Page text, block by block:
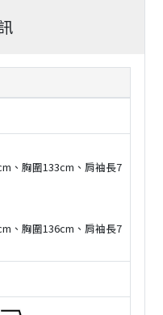
、胸圍133cm、肩袖長7
、胸圍136cm、肩袖長7